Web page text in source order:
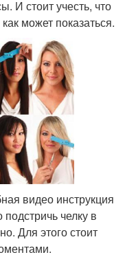
И стоит учесть, что
может показаться.
видео инструкция
челку в
Для этого стоит